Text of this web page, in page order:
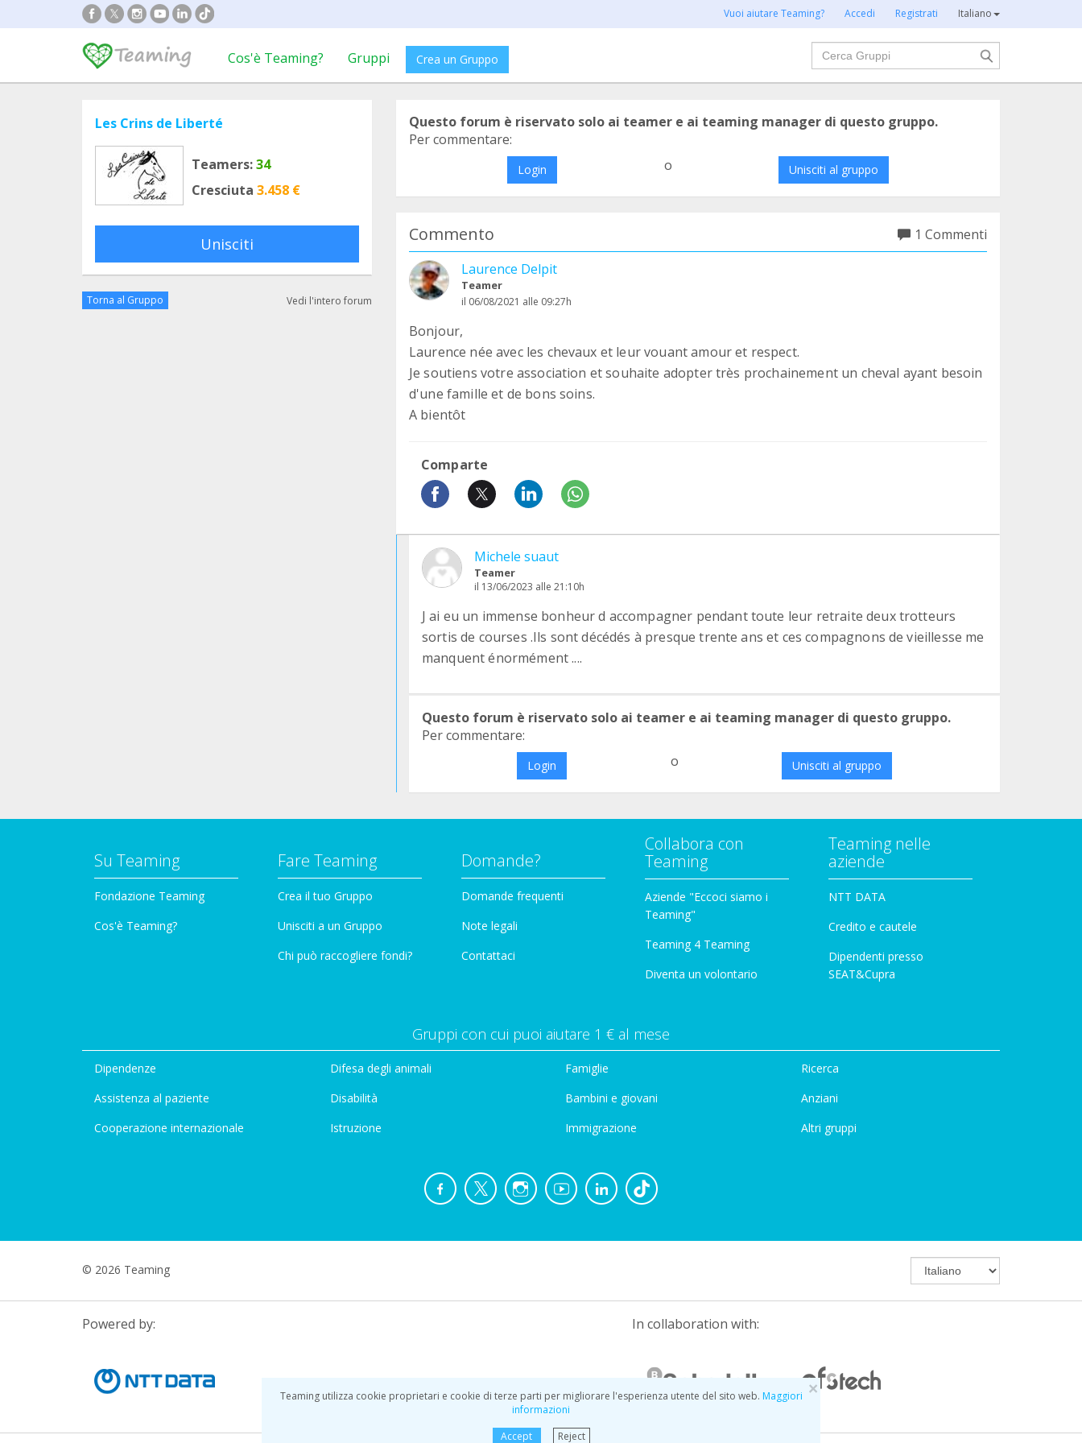
×
Teaming utilizza cookie proprietari e cookie di terze parti per migliorare l'esperienza utente del sito web. Maggiori
informazioni
Accept
Reject
Vuoi aiutare Teaming? Accedi Registrati Italiano
Cos'è Teaming? Gruppi Crea un Gruppo
Cerca
Les Crins de Liberté
Teamers:34
Cresciuta 3.458 €
Unisciti
Torna al Gruppo Vedi l'intero forum
Questo forum è riservato solo ai teamer e ai teaming manager di questo gruppo.
Per commentare:
Login o Unisciti al gruppo
Commento
1 Commenti
Laurence Delpit
Teamer
il 06/08/2021 alle 09:27h
Bonjour,
Laurence née avec les chevaux et leur vouant amour et respect.
Je soutiens votre association et souhaite adopter très prochainement un cheval ayant besoin
d'une famille et de bons soins.
A bientôt
Comparte
Michele suaut
Teamer
il 13/06/2023 alle 21:10h
J ai eu un immense bonheur d accompagner pendant toute leur retraite deux trotteurs
sortis de courses .Ils sont décédés à presque trente ans et ces compagnons de vieillesse me
manquent énormément ....
Questo forum è riservato solo ai teamer e ai teaming manager di questo gruppo.
Per commentare:
Login o Unisciti al gruppo
Su Teaming
Fondazione Teaming
Cos'è Teaming?
Fare Teaming
Crea il tuo Gruppo
Unisciti a un Gruppo
Chi può raccogliere fondi?
Domande?
Domande frequenti
Note legali
Contattaci
Collabora con
Teaming
Aziende "Eccoci siamo i
Teaming"
Teaming 4 Teaming
Diventa un volontario
Teaming nelle
aziende
NTT DATA
Credito e cautele
Dipendenti presso
SEAT&Cupra
Gruppi con cui puoi aiutare 1 € al mese
Dipendenze
Assistenza al paziente
Cooperazione internazionale
Difesa degli animali
Disabilità
Istruzione
Famiglie
Bambini e giovani
Immigrazione
Ricerca
Anziani
Altri gruppi
© 2026 Teaming
Powered by: In collaboration with: